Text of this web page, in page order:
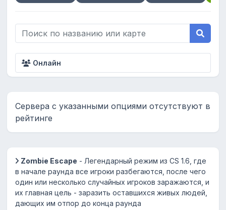
Онлайн
Сервера с указанными опциями отсутствуют в
рейтинге
Zombie Escape - Легендарный режим из CS 1.6, где
в начале раунда все игроки разбегаются, после чего
один или несколько случайных игроков заражаются, и
их главная цель - заразить оставшихся живых людей,
дающих им отпор до конца раунда